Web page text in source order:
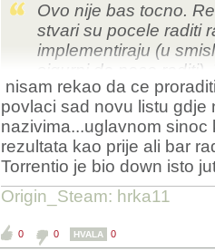
Ovo nije bas tocno.
stvari su pocele raditi
implementiraju (u
sigurni da nece
nazivati drukcije
neke stvari rade, al
pitanje je koji su iduci
vise toga blokirati.
nisam rekao da ce
povlaci sad novu listu gdje
nazivima...uglavnom
rezultata kao prije ali bar
Torrentio je bio down isto
Origin_Steam: hrka11
0 0 HVALA 0